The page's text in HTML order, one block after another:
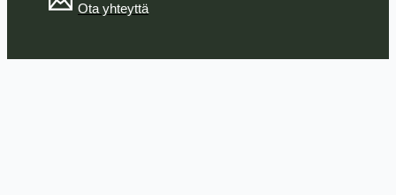
Ota yhteyttä